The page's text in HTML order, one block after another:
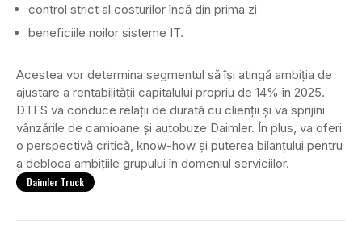
control strict al costurilor încă din prima zi
beneficiile noilor sisteme IT.
Acestea vor determina segmentul să își atingă ambiția de
ajustare a rentabilității capitalului propriu de 14% în 2025.
DTFS va conduce relații de durată cu clienții și va sprijini
vânzările de camioane și autobuze Daimler. În plus, va oferi
o perspectivă critică, know-how și puterea bilanțului pentru
a debloca ambițiile grupului în domeniul serviciilor.
Daimler Truck